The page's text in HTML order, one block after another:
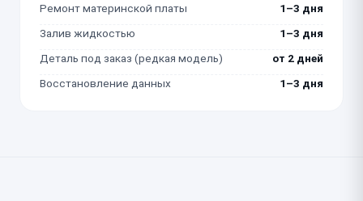
Ремонт материнской платы
1–3 дня
Залив жидкостью
1–3 дня
Деталь под заказ (редкая модель)
от 2 дней
Восстановление данных
1–3 дня